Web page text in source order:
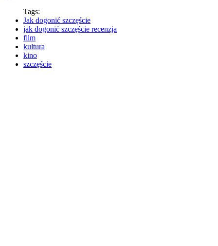
Tags:
Jak dogonić szczęście
jak dogonić szczęście recenzja
film
kultura
kino
szczęście